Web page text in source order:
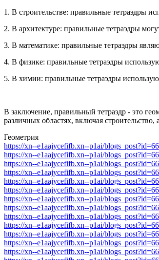
1. В строительстве: правильные тетраэдры
2. В архитектуре: правильные тетраэдры
3. В математике: правильные тетраэдры
4. В физике: правильные тетраэдры
5. В химии: правильные тетраэдры
В заключение, правильный тетраэдр - это
различных областях, включая
Геометрия
https://xn--e1aajycefifb.xn--p1ai/
https://xn--e1aajycefifb.xn--p1ai/
https://xn--e1aajycefifb.xn--p1ai/
https://xn--e1aajycefifb.xn--p1ai/
https://xn--e1aajycefifb.xn--p1ai/
https://xn--e1aajycefifb.xn--p1ai/
https://xn--e1aajycefifb.xn--p1ai/
https://xn--e1aajycefifb.xn--p1ai/
https://xn--e1aajycefifb.xn--p1ai/
https://xn--e1aajycefifb.xn--p1ai/
https://xn--e1aajycefifb.xn--p1ai/
https://xn--e1aajycefifb.xn--p1ai/
https://xn--e1aajycefifb.xn--p1ai/